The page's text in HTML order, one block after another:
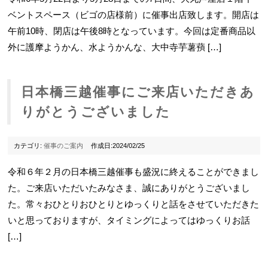
ベントスペース（ビゴの店様前）に催事出店致します。開店は
午前10時、閉店は午後8時となっています。今回は定番商品以
外に護摩ようかん、水ようかんな、大中寺芋薯蕷 […]
日本橋三越催事にご来店いただきあ
りがとうございました
カテゴリ:催事のご案内 作成日:2024/02/25
令和６年２月の日本橋三越催事も盛況に終えることができまし
た。ご来店いただいたみなさま、誠にありがとうございまし
た。常々おひとりおひとりとゆっくりと話をさせていただきた
いと思っておりますが、タイミングによってはゆっくりお話
[…]